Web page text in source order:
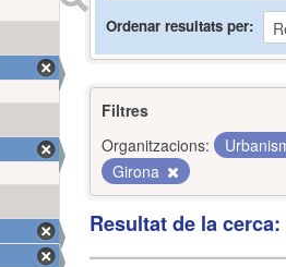
Ordenar resultats per
Filtres
Organitzacions:
Girona
Resultat de la